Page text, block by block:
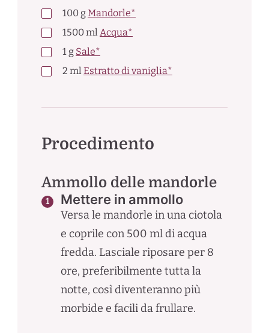
100 gMandorle*
1500mlAcqua*
1 g Sale*
2 mlEstratto di vaniglia*
Procedimento
Ammollo delle mandorle
Mettere in ammollo
Versa le mandorle in una ciotola
e coprile con 500 ml di acqua
fredda. Lasciale riposare per 8
ore, preferibilmente tutta la
notte, così diventeranno più
morbide e facili da frullare.